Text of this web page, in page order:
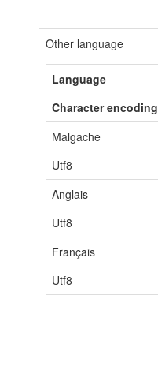
Other language
Language
Character encoding
Malgache
Utf8
Anglais
Utf8
Français
Utf8